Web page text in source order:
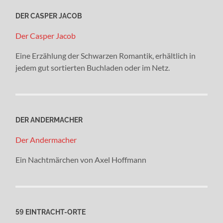
DER CASPER JACOB
Der Casper Jacob
Eine Erzählung der Schwarzen Romantik, erhältlich in
jedem gut sortierten Buchladen oder im Netz.
DER ANDERMACHER
Der Andermacher
Ein Nachtmärchen von Axel Hoffmann
59 EINTRACHT-ORTE